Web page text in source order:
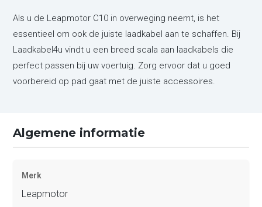
Als u de Leapmotor C10 in overweging neemt, is het
essentieel om ook de juiste laadkabel aan te schaffen. Bij
Laadkabel4u vindt u een breed scala aan laadkabels die
perfect passen bij uw voertuig. Zorg ervoor dat u goed
voorbereid op pad gaat met de juiste accessoires.
Algemene informatie
Merk
Leapmotor